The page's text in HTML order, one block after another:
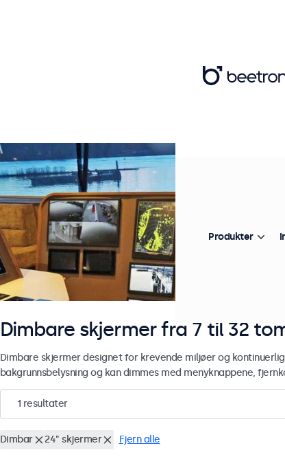
Dimbare skjermer fra 7 til 32
Dimbare skjermer designet for krevende miljøer og
bakgrunnsbelysning og kan dimmes med menyknappene,
1 resultater
Dimbar 24" skjermer Fjern alle
Produkter